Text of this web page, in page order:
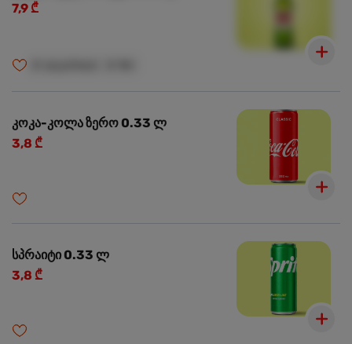
7,9 ₾
კოკა-კოლა ზერო 0.33 ლ
3,8 ₾
სპრაიტი 0.33 ლ
3,8 ₾